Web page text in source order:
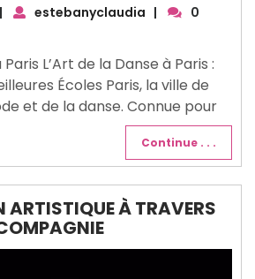
19| estebanyclaudia |
0
L’Art de la Danse à Paris :
Écoles Paris, la ville de
et de la danse. Connue pour
Continue . . .
ARTISTIQUE À TRAVERS